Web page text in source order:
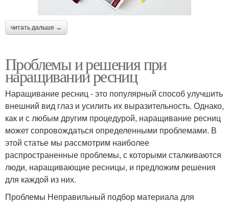
читать дальше →
Проблемы и решения при
наращивании ресниц
Наращивание ресниц - это популярный способ улучшить
внешний вид глаз и усилить их выразительность. Однако,
как и с любым другим процедурой, наращивание ресниц
может сопровождаться определенными проблемами. В
этой статье мы рассмотрим наиболее
распространенные проблемы, с которыми сталкиваются
люди, наращивающие ресницы, и предложим решения
для каждой из них.
Проблемы Неправильный подбор материала для